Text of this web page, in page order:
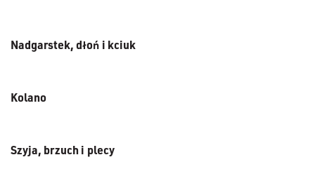
Nadgarstek, dłoń i kciuk
Kolano
Szyja, brzuch i plecy